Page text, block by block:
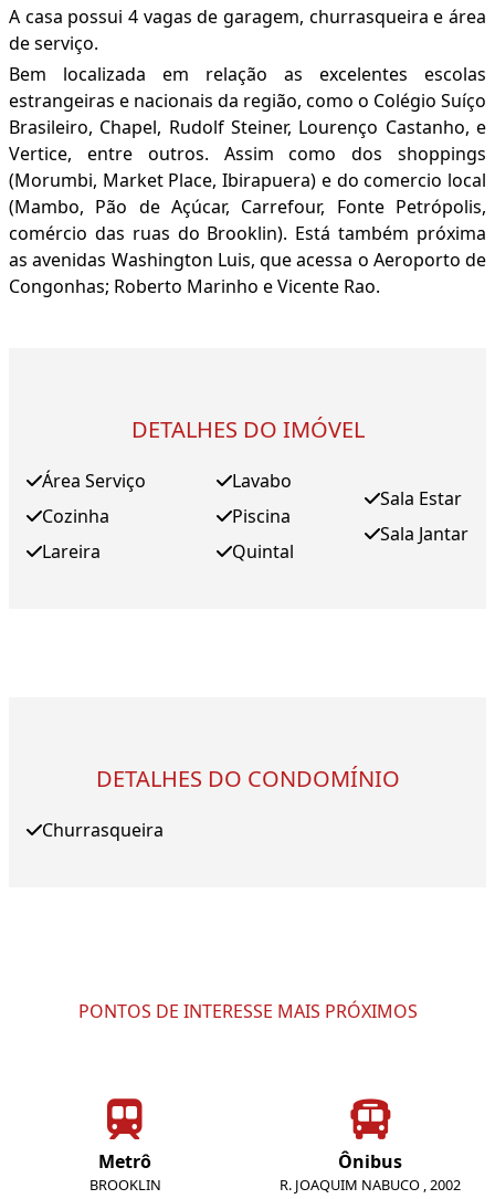
A casa possui 4 vagas de garagem, churrasqueira e área
de serviço.
Bem localizada em relação as excelentes escolas
estrangeiras e nacionais da região, como o Colégio Suíço
Brasileiro, Chapel, Rudolf Steiner, Lourenço Castanho, e
Vertice, entre outros. Assim como dos shoppings
(Morumbi, Market Place, Ibirapuera) e do comercio local
(Mambo, Pão de Açúcar, Carrefour, Fonte Petrópolis,
comércio das ruas do Brooklin). Está também próxima
as avenidas Washington Luis, que acessa o Aeroporto de
Congonhas; Roberto Marinho e Vicente Rao.
DETALHES DO IMÓVEL
Área Serviço
Cozinha
Lareira
Lavabo
Piscina
Quintal
Sala Estar
Sala Jantar
DETALHES DO CONDOMÍNIO
Churrasqueira
PONTOS DE INTERESSE MAIS PRÓXIMOS
Metrô
BROOKLIN
Ônibus
R. JOAQUIM NABUCO , 2002